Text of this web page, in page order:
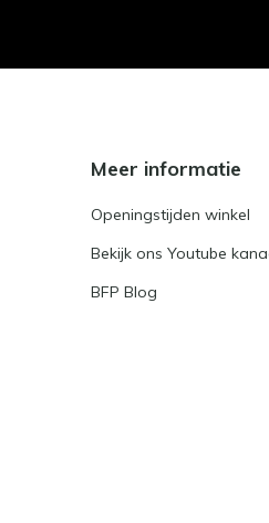
Meer informatie
Openingstijden winkel
Bekijk ons Youtube
BFP Blog